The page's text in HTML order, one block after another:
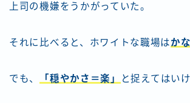
上司の機嫌をうかがっていた。
それに比べると、ホワイトな職場はか
でも、 「穏やかさ＝楽」 と捉えてはい